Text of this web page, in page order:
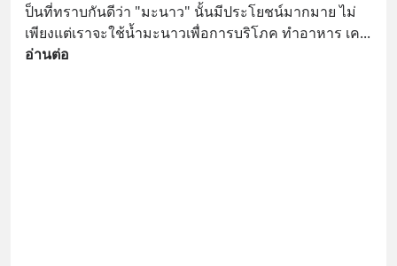
ป็นที่ทราบกันดีว่า "มะนาว" นั้นมีประโยชน์มากมาย ไม่
เพียงแต่เราจะใช้น้ำมะนาวเพื่อการบริโภค ทำอาหาร เค
อ่านต่อ